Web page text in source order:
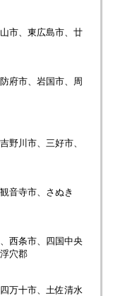
市、東広島市、廿
府市、岩国市、周
野川市、三好市、
音寺市、さぬき
西条市、四国中央
穴郡
万十市、土佐清水